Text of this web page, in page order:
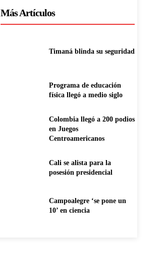
Más Artículos
Timaná blinda su seguridad
Programa de educación
física llegó a medio siglo
Colombia llegó a 200 podios
en Juegos
Centroamericanos
Cali se alista para la
posesión presidencial
Campoalegre ‘se pone un
10’ en ciencia